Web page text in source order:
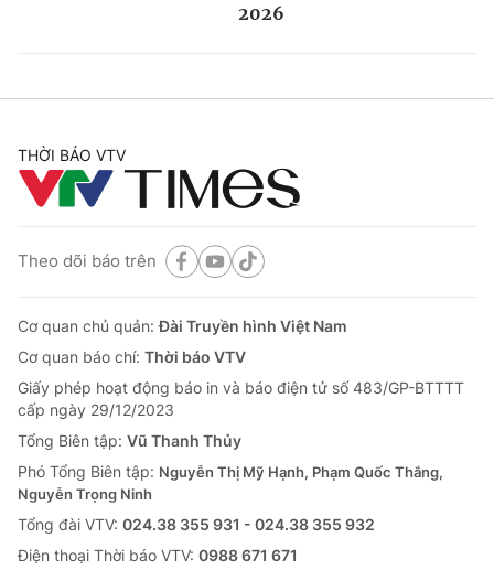
2026
THỜI BÁO VTV
Theo dõi báo trên
Cơ quan chủ quản:Đài Truyền hình Việt Nam
Cơ quan báo chí: Thời báo VTV
Giấy phép hoạt động báo in và báo điện tử số 483/GP-BTTTT
cấp ngày 29/12/2023
Tổng Biên tập: Vũ Thanh Thủy
Phó Tổng Biên tập: Nguyễn Thị Mỹ Hạnh, Phạm Quốc Thắng,
Nguyễn Trọng Ninh
Tổng đài VTV: 024.38 355 931 - 024.38 355 932
Ðiện thoại Thời báo VTV: 0988 671 671